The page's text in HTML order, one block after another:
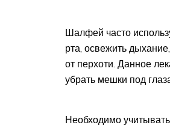
Шалфей часто
рта, освежить
от перхоти. Данное
убрать мешки под
Необходимо